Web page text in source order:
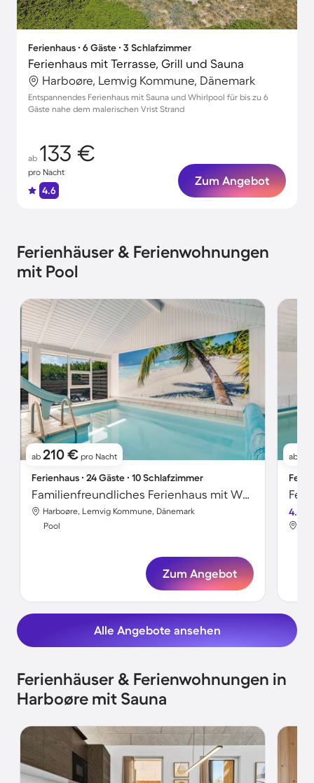
Ferienhaus ∙ 6 Gäste ∙ 3 Schlafzimmer
Ferienhaus mit Terrasse, Grill und Sauna
Harboøre, Lemvig Kommune, Dänemark
Entspannendes Ferienhaus mit Sauna und Whirlpool für bis zu 6
Gäste nahe dem malerischen Vrist Strand
ab 133 €
pro Nacht
4.6
Zum Angebot
Ferienhäuser & Ferienwohnungen
mit Pool
ab 210 € pro Nacht
Ferienhaus ∙ 24 Gäste ∙ 10 Schlafzimmer
Familienfreundliches Ferienhaus mit Whirlpool, Sauna und Terrasse | Haustiere erlaubt
Harboøre, Lemvig Kommune, Dänemark
Pool
Zum Angebot
ab
4.0
Alle Angebote ansehen
Ferienhäuser & Ferienwohnungen in
Harboøre mit Sauna